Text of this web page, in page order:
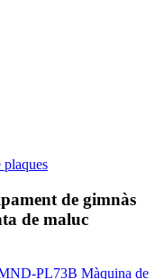
plaques
de gimnàs
de maluc